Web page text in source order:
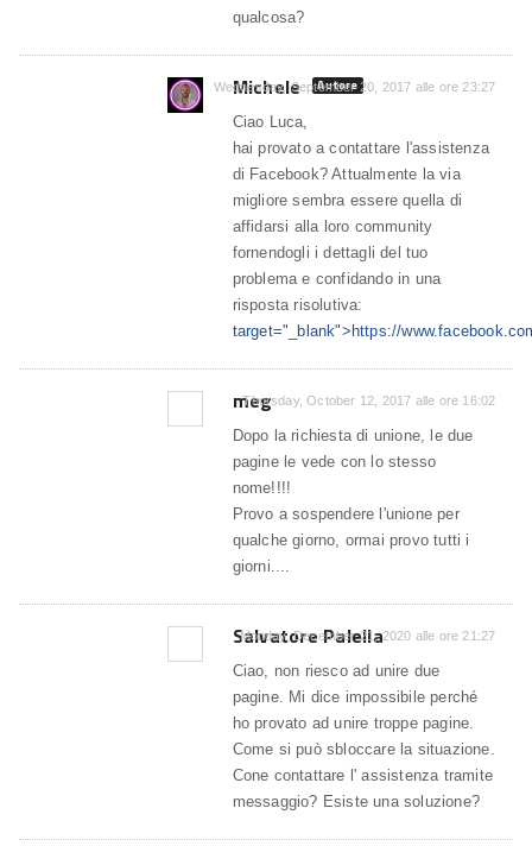
qualcosa?
Michele Autore
Wednesday, September 20, 2017 alle ore 23:27
Ciao Luca,
hai provato a contattare l'assistenza
di Facebook? Attualmente la via
migliore sembra essere quella di
affidarsi alla loro community
fornendogli i dettagli del tuo
problema e confidando in una
risposta risolutiva:
target="_blank">https://
meg
Thursday, October 12, 2017 alle ore 16:02
Dopo la richiesta di unione, le due
pagine le vede con lo stesso
nome!!!!
Provo a sospendere l'unione per
qualche giorno, ormai provo tutti i
giorni....
Salvatore Palella
Monday, December 21, 2020 alle ore 21:27
Ciao, non riesco ad unire due
pagine. Mi dice impossibile perché
ho provato ad unire troppe pagine.
Come si può sbloccare la situazione.
Cone contattare l' assistenza tramite
messaggio? Esiste una soluzione?